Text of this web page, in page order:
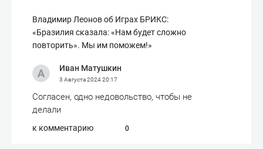
Владимир Леонов об Играх БРИКС:
«Бразилия сказала: «Нам будет сложно
повторить». Мы им поможем!»
Иван Матушкин
3 Августа 202420:17
Согласен, одно недовольство, чтобы не
делали
к комментарию 0